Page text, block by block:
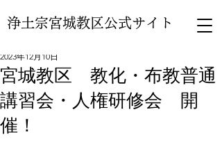
浄土宗宮城教区公式サイト
宮城教区 教化・布教普通
講習会・人権研修会 開
催！
2023年12月10日